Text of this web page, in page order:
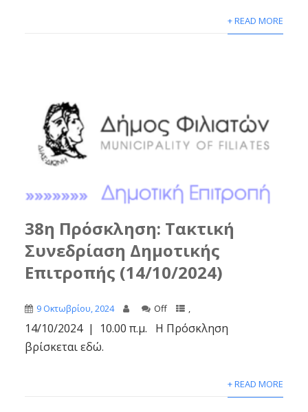
+ READ MORE
38η Πρόσκληση: Τακτική
Συνεδρίαση Δημοτικής
Επιτροπής (14/10/2024)
9 Οκτωβρίου, 2024 Off ,
14/10/2024 | 10.00 π.μ. Η Πρόσκληση
βρίσκεται εδώ.
+ READ MORE